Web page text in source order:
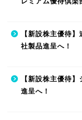
【新設株主優待
社製品進呈へ！
【新設株主優待
進呈へ！